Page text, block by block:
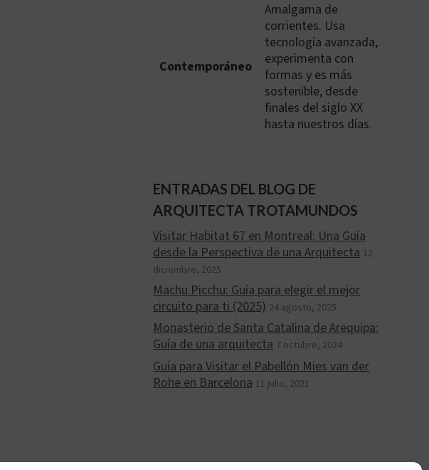
Contemporáneo
Amalgama de
corrientes. Usa
tecnología avanzada,
experimenta con
formas y es más
sostenible, desde
finales del siglo XX
hasta nuestros días.
ENTRADAS DEL BLOG DE
ARQUITECTA TROTAMUNDOS
Visitar Habitat 67 en Montreal: Una Guía
desde la Perspectiva de una Arquitecta 12
diciembre, 2025
Machu Picchu: Guía para elegir el mejor
circuito para ti (2025) 24 agosto, 2025
Monasterio de Santa Catalina de Arequipa:
Guía de una arquitecta 7 octubre, 2024
Guía para Visitar el Pabellón Mies van der
Rohe en Barcelona 11 julio, 2021